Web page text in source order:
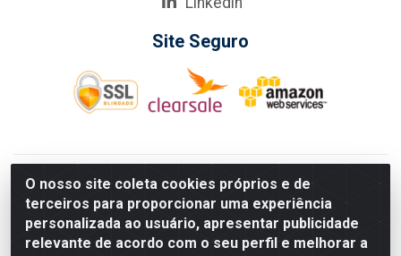
O nosso site coleta cookies próprios e de
terceiros para proporcionar uma experiência
personalizada ao usuário, apresentar publicidade
relevante de acordo com o seu perfil e melhorar a
Site Seguro
KarneKeijo Logistica Integrada LTDA - Rod. Br-101 Sul, nº3700
- Barro, Recife/PE, 50900-400 CNPJ: 24.150.377/0001-95
Estados atendidos pela KarneKeijo: PE, PB e RN.